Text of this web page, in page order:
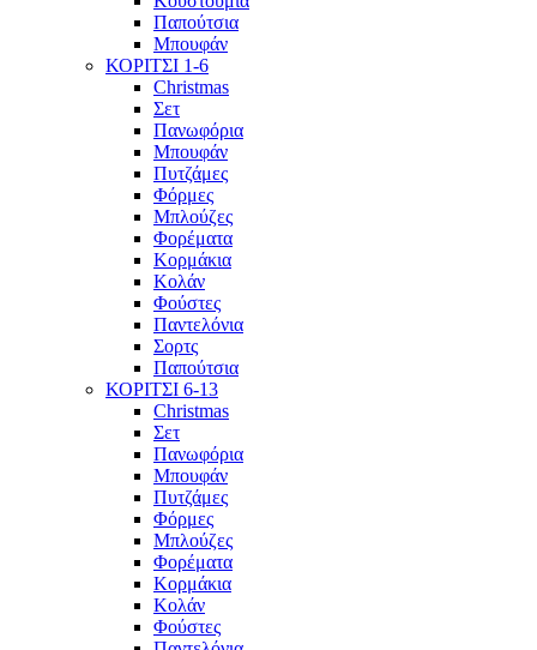
Παπούτσια
Μπουφάν
ΚΟΡΙΤΣΙ 1-6
Christmas
Σετ
Πανωφόρια
Μπουφάν
Πυτζάμες
Φόρμες
Μπλούζες
Φορέματα
Κορμάκια
Κολάν
Φούστες
Παντελόνια
Σορτς
Παπούτσια
ΚΟΡΙΤΣΙ 6-13
Christmas
Σετ
Πανωφόρια
Μπουφάν
Πυτζάμες
Φόρμες
Μπλούζες
Φορέματα
Κορμάκια
Κολάν
Φούστες